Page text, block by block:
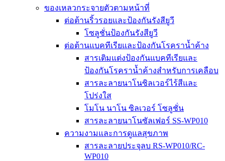
ของเหลวกระจายตัวตามหน้าที่
ต่อต้านริ้วรอยและป้องกันรังสียูวี
โซลูชั่นป้องกันรังสียูวี
ต่อต้านแบคทีเรียและป้องกันโรคราน้ำค้าง
สารเติมแต่งป้องกันแบคทีเรียและ
ป้องกันโรคราน้ำค้างสำหรับการเคลือบ
สารละลายนาโนซิลเวอร์ไร้สีและ
โปร่งใส
โมโน นาโน ซิลเวอร์ โซลูชั่น
สารละลายนาโนซัลเฟอร์ SS-WP010
ความงามและการดูแลสุขภาพ
สารละลายประจุลบ RS-WP010/RC-
WP010